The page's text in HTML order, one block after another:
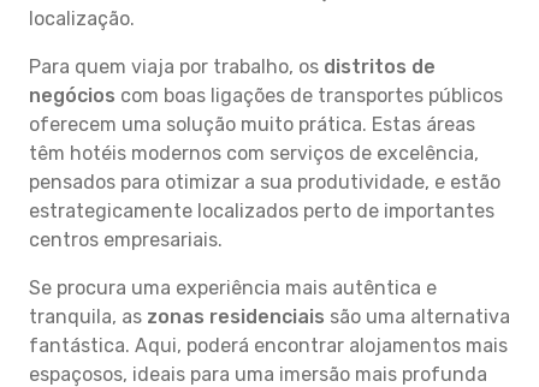
localização.
Para quem viaja por trabalho, os distritos de
negócios com boas ligações de transportes públicos
oferecem uma solução muito prática. Estas áreas
têm hotéis modernos com serviços de excelência,
pensados para otimizar a sua produtividade, e estão
estrategicamente localizados perto de importantes
centros empresariais.
Se procura uma experiência mais autêntica e
tranquila, as zonas residenciais são uma alternativa
fantástica. Aqui, poderá encontrar alojamentos mais
espaçosos, ideais para uma imersão mais profunda